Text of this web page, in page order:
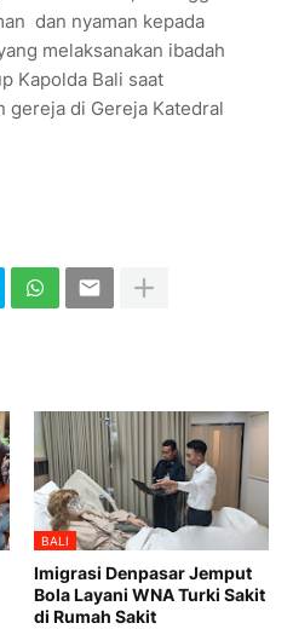
dan nyaman kepada
melaksanakan ibadah
Kapolda Bali saat
gereja di Gereja Katedral
BALI
Imigrasi Denpasar Jemput
Bola Layani WNA Turki Sakit
di Rumah Sakit